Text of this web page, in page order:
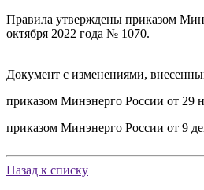
Правила утверждены приказом
октября 2022 года № 1070.
Документ с изменениями,
приказом Минэнерго России от 29
приказом Минэнерго России от 9
Назад к списку